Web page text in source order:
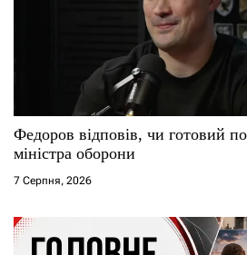
п
с
і
в
Федоров відповів, чи готовий
міністра оборони
7 Серпня, 2026